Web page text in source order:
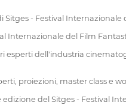
- Festival
Internazionale del Film
dell'industria
proiezioni, master class e
del Sitges - Festival